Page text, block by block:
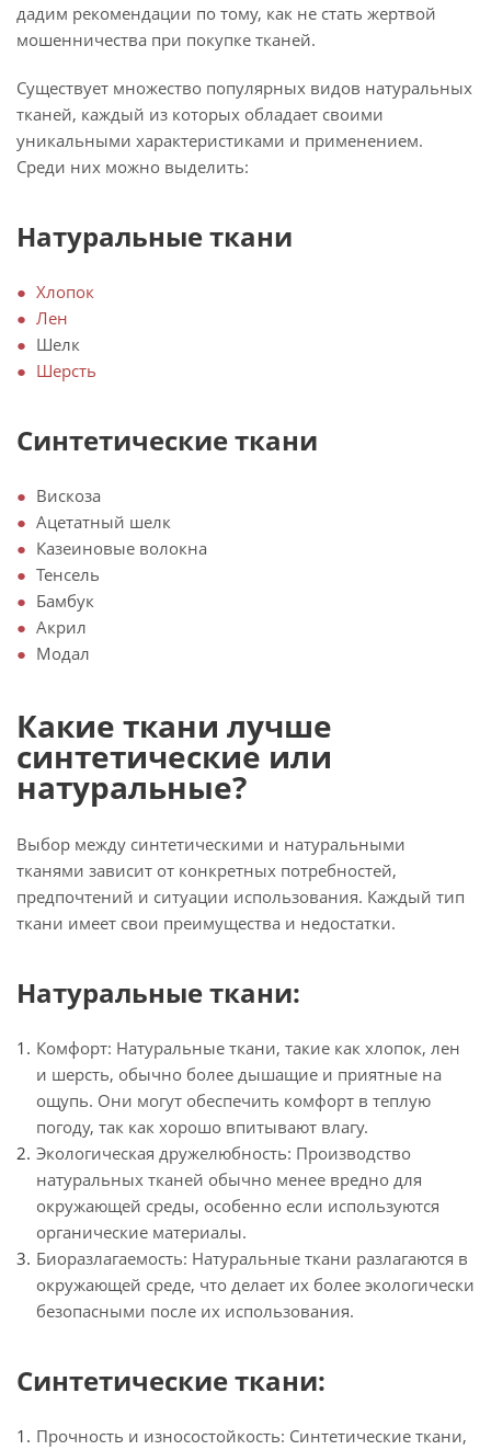
дадим рекомендации по тому, как не стать жертвой
мошенничества при покупке тканей.
Существует множество популярных видов натуральных
тканей, каждый из которых обладает своими
уникальными характеристиками и применением.
Среди них можно выделить:
Натуральные ткани
Хлопок
Лен
Шелк
Шерсть
Синтетические ткани
Вискоза
Ацетатный шелк
Казеиновые волокна
Тенсель
Бамбук
Акрил
Модал
Какие ткани лучше
синтетические или
натуральные?
Выбор между синтетическими и натуральными
тканями зависит от конкретных потребностей,
предпочтений и ситуации использования. Каждый тип
ткани имеет свои преимущества и недостатки.
Натуральные ткани:
Комфорт: Натуральные ткани, такие как хлопок, лен
и шерсть, обычно более дышащие и приятные на
ощупь. Они могут обеспечить комфорт в теплую
погоду, так как хорошо впитывают влагу.
Экологическая дружелюбность: Производство
натуральных тканей обычно менее вредно для
окружающей среды, особенно если используются
органические материалы.
Биоразлагаемость: Натуральные ткани разлагаются в
окружающей среде, что делает их более экологически
безопасными после их использования.
Синтетические ткани:
Прочность и износостойкость: Синтетические ткани,